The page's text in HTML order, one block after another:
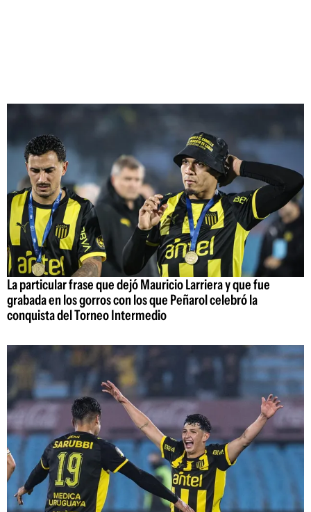
La particular frase que dejó Mauricio Larriera y que fue
grabada en los gorros con los que Peñarol celebró la
conquista del Torneo Intermedio